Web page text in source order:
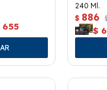
655
240 Ml.
$ 886
$